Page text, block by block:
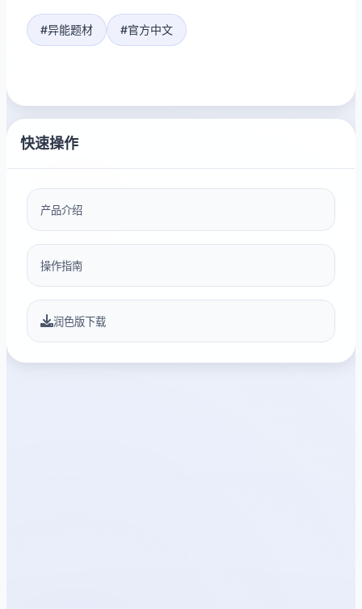
#异能题材 #官方中文
快速操作
产品介绍
操作指南
润色版下载